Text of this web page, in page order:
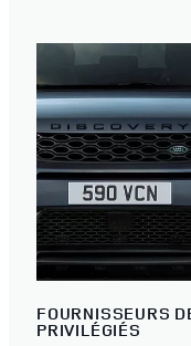
FOURNISSEURS
PRIVILÉGIÉS